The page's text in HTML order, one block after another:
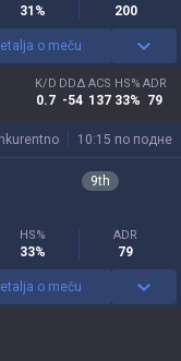
31% 200
o meču
K/D
0.7
DDΔ
-54
ACS
137
HS%
33%
ADR
79
10:15 по подне
9th
HS%
33%
ADR
79
o meču